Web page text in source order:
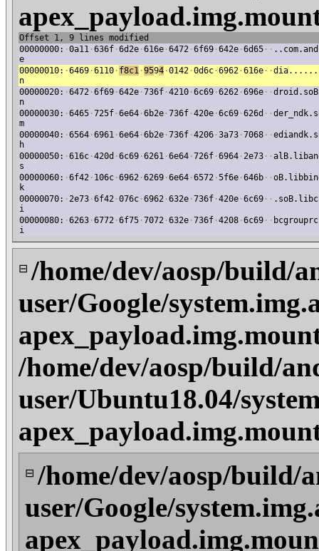
Offset 1, 9 lines modified
00000000: ·0a11 ·636f ·6d2e ·616e ·6472 ·6f69 ·642e ·6d65 · ·
e
00000010: ·6469 ·6110 · f8c1 ·9594 ·0142 ·0d6c ·6962 ·616e · ·
n
00000020: ·6472 ·6f69 ·642e ·736f ·4210 ·6c69 ·6262 ·696e · ·
n
00000030: ·6465 ·725f ·6e64 ·6b2e ·736f ·420e ·6c69 ·626d · ·
m
00000040: ·6564 ·6961 ·6e64 ·6b2e ·736f ·4206 ·3a73 ·7068 · ·
h
00000050: ·616c ·420d ·6c69 ·6261 ·6e64 ·726f ·6964 ·2e73 · ·
s
00000060: ·6f42 · 106c ·6962 ·6269 ·6e64 ·6572 ·5f6e ·646b · ·
k
00000070: ·2e73 ·6f42 ·076c ·6962 ·632e ·736f ·420e ·6c69 · ·
i
00000080: ·6263 ·6772 ·6f75 ·7072 ·632e ·736f ·4208 ·6c69 · ·
i
⊟ /home/dev/aosp/build/
user/Google/
/home/dev/aosp/build/
user/Ubuntu18.04/
⊟ /home/dev/aosp/build/
user/Google/